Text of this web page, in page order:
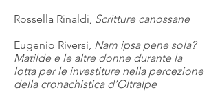
Rossella Rinaldi, Scritture canossane
Eugenio Riversi, Nam ipsa pene sola?
Matilde e le altre donne durante la
lotta per le investiture nella percezione
della cronachistica d’Oltralpe